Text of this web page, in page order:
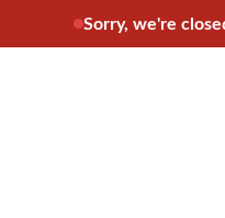
Sorry, we're